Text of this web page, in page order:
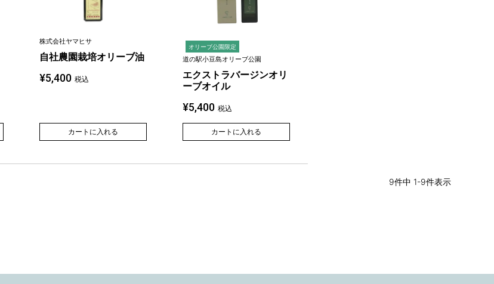
株式会社ヤマヒサ
自社農園栽培オリーブ油
¥5,400 税込
カートに入れる
オリーブ公園限定
道の駅小豆島オリーブ公園
エクストラバージンオリ
ーブオイル
¥5,400 税込
カートに入れる
9件中 1-9件表示